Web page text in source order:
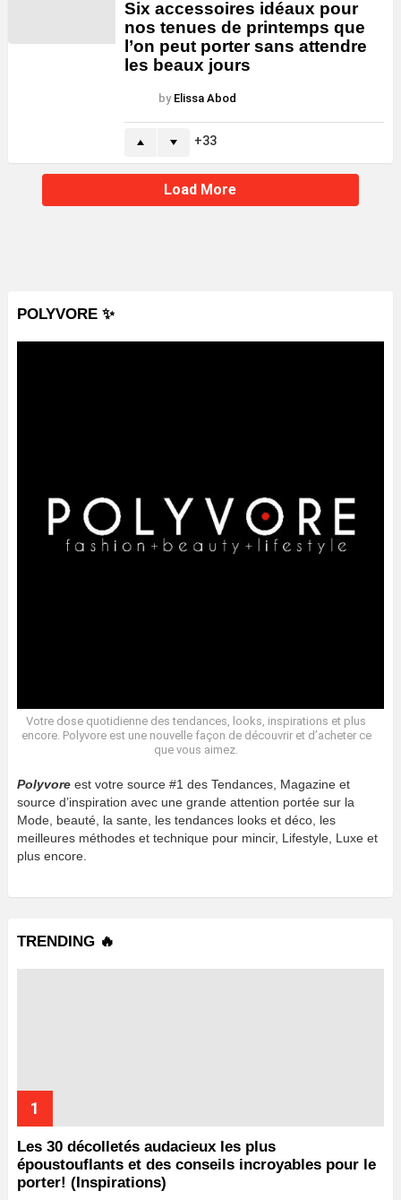
Six accessoires idéaux pour
nos tenues de printemps que
l’on peut porter sans attendre
les beaux jours
by Elissa Abod
33
Load More
POLYVORE ✨
Votre dose quotidienne des tendances, looks, inspirations et plus
encore. Polyvore est une nouvelle façon de découvrir et d’acheter ce
que vous aimez.
Polyvore est votre source #1 des Tendances, Magazine et
source d’inspiration avec une grande attention portée sur la
Mode, beauté, la sante, les tendances looks et déco, les
meilleures méthodes et technique pour mincir, Lifestyle, Luxe et
plus encore.
TRENDING 🔥
Les 30 décolletés audacieux les plus
époustouflants et des conseils incroyables pour le
porter! (Inspirations)